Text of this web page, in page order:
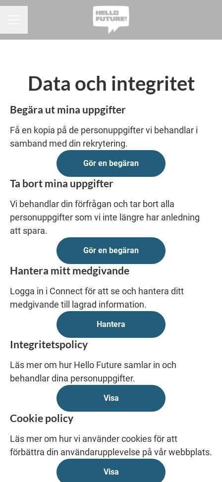
Data och integritet
Begära ut mina uppgifter
Få en kopia på de personuppgifter vi behandlar i
samband med din rekrytering.
Gör en begäran
Ta bort mina uppgifter
Vi behandlar din förfrågan och tar bort alla
personuppgifter som vi inte längre har anledning
att spara.
Gör en begäran
Hantera mitt medgivande
Logga in i Connect för att se och hantera ditt
medgivande till lagrad information.
Hantera
Integritetspolicy
Läs mer om hur Hello Future samlar in och
behandlar dina personuppgifter.
Visa
Cookie policy
Läs mer om hur vi använder cookies för att
förbättra din användarupplevelse på vår webbplats.
Visa